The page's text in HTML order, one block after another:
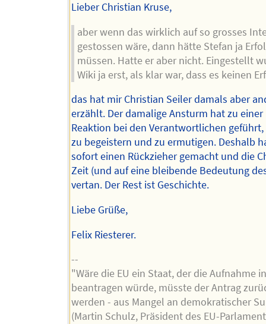
Lieber Christian Kruse,
aber wenn das wirklich auf so grosses
gestossen wäre, dann hätte Stefan ja
müssen. Hatte er aber nicht. Eingestellt
Wiki ja erst, als klar war, dass es keinen
das hat mir Christian Seiler damals aber
erzählt. Der damalige Ansturm hat zu einer
Reaktion bei den Verantwortlichen
zu begeistern und zu ermutigen. Deshalb
sofort einen Rückzieher gemacht und die
Zeit (und auf eine bleibende Bedeutung
vertan. Der Rest ist Geschichte.
Liebe Grüße,
Felix Riesterer.
--
"Wäre die EU ein Staat, der die Aufnahme
beantragen würde, müsste der Antrag
werden - aus Mangel an demokratischer
(Martin Schulz, Präsident des EU-